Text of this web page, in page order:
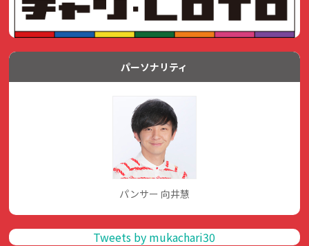
パーソナリティ
パンサー 向井慧
Tweets by mukachari30